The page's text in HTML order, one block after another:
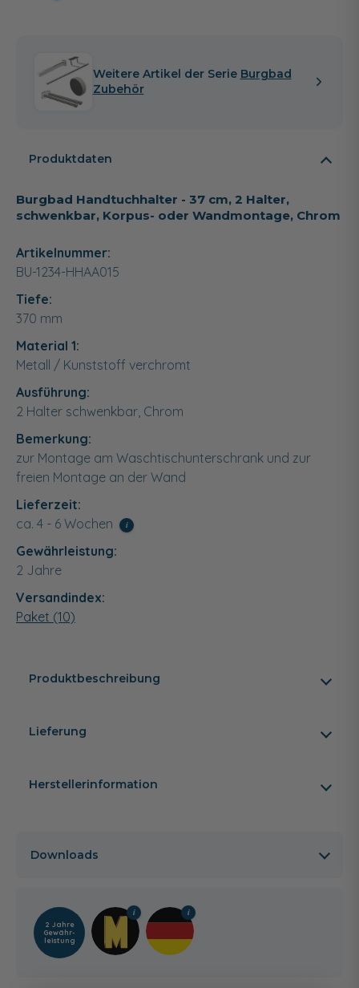
Weitere Artikel der Serie Burgbad
Zubehör
Produktdaten
Burgbad Handtuchhalter - 37 cm, 2 Halter,
schwenkbar, Korpus- oder Wandmontage, Chrom
Artikelnummer:
BU-1234-HHAA015
Tiefe:
370 mm
Material 1:
Metall / Kunststoff verchromt
Ausführung:
2 Halter schwenkbar, Chrom
Bemerkung:
zur Montage am Waschtischunterschrank und zur
freien Montage an der Wand
Lieferzeit:
ca. 4 - 6 Wochen
i
Gewährleistung:
2 Jahre
Versandindex:
Paket (10)
Produktbeschreibung
Lieferung
Herstellerinformation
Downloads
2 Jahre
Gewähr­
leistung